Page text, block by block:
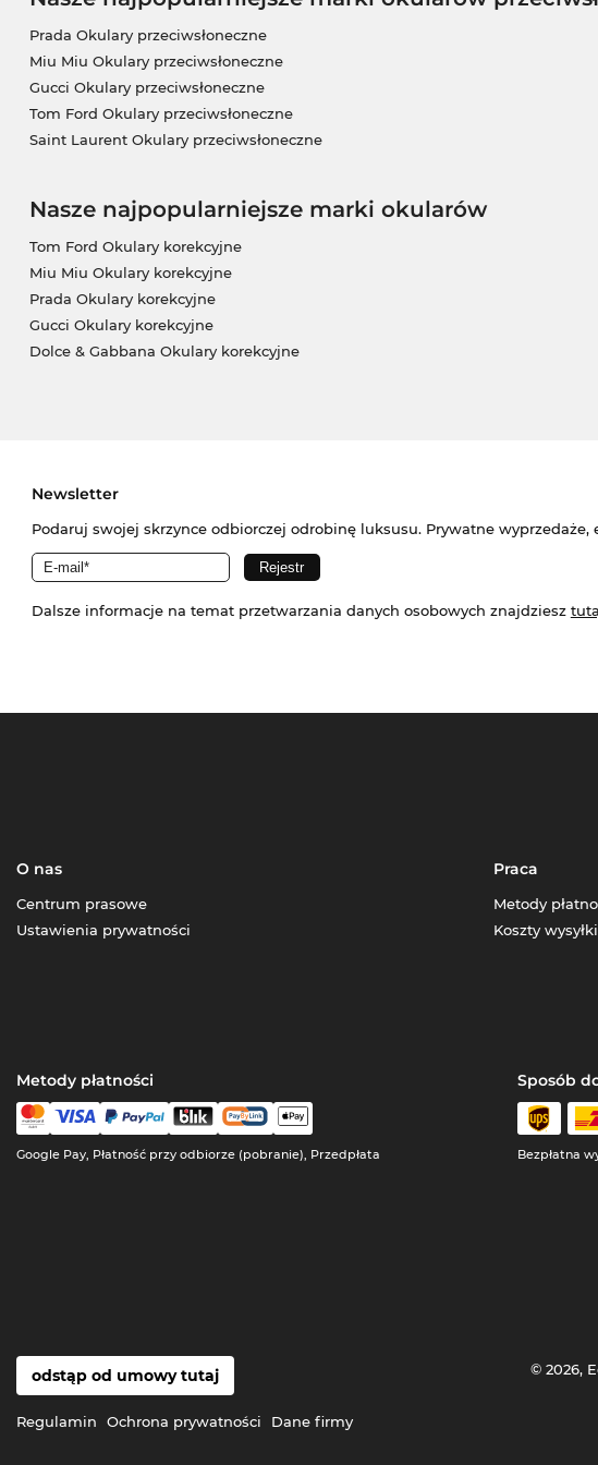
Prada Okulary przeciwsłoneczne
Miu Miu Okulary przeciwsłoneczne
Gucci Okulary przeciwsłoneczne
Tom Ford Okulary przeciwsłoneczne
Saint Laurent Okulary przeciwsłoneczne
Nasze najpopularniejsze marki okularów
Tom Ford Okulary korekcyjne
Miu Miu Okulary korekcyjne
Prada Okulary korekcyjne
Gucci Okulary korekcyjne
Dolce & Gabbana Okulary korekcyjne
Newsletter
Podaruj swojej skrzynce odbiorczej odrobinę luksusu. Prywatne
Dalsze informacje na temat przetwarzania danych osobowych znajdziesz
O nas
Centrum prasowe
Ustawienia prywatności
Praca
Metody
Koszty wysyłki
Metody płatności
Google Pay, Płatność przy odbiorze (pobranie), Przedpłata
Sposób
Bezpłatna
odstąp od umowy tutaj
Regulamin Ochrona prywatności Dane firmy
© 2026,